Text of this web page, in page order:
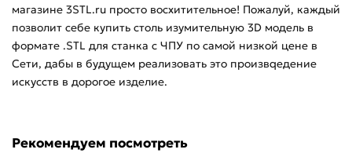
Часы
Статуэтки
магазине 3STL.ru просто восхитительное! Пожалуй, каждый
позволит себе купить столь изумительную 3D модель в
формате .STL для станка с ЧПУ по самой низкой цене в
Сети, дабы в будущем реализовать это произвqедение
искусств в дорогое изделие.
Рекомендуем посмотреть